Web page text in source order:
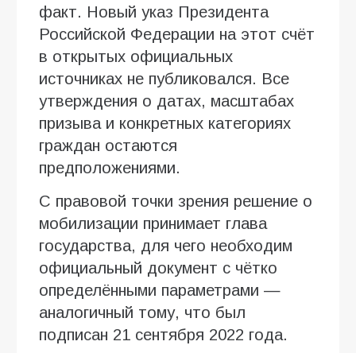
факт. Новый указ Президента
Российской Федерации на этот счёт
в открытых официальных
источниках не публиковался. Все
утверждения о датах, масштабах
призыва и конкретных категориях
граждан остаются
предположениями.
С правовой точки зрения решение о
мобилизации принимает глава
государства, для чего необходим
официальный документ с чётко
определёнными параметрами —
аналогичный тому, что был
подписан 21 сентября 2022 года.